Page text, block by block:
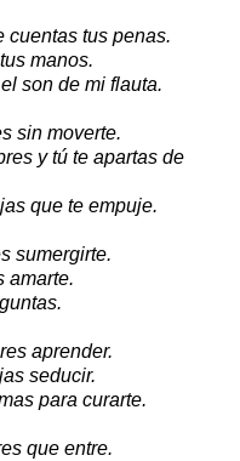
cuentas tus penas.
manos.
son de mi flauta.
sin moverte.
y tú te apartas de
que te empuje.
sumergirte.
amarte.
aprender.
seducir.
para curarte.
que entre.